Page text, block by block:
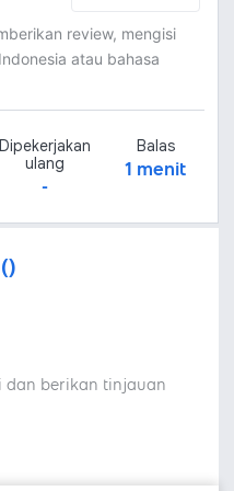
review, mengisi
atau bahasa
Dipekerjakan
ulang
-
Balas
1 menit
dan berikan tinjauan